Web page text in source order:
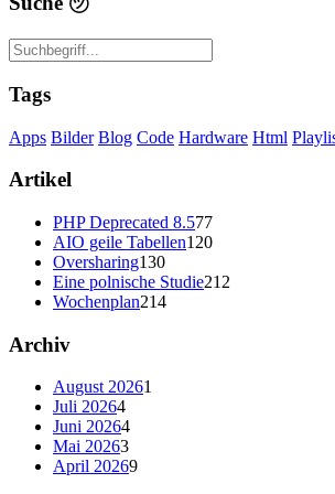
Tags
Apps Bilder Blog Code Hardware Html
Artikel
PHP Deprecated 8.577
AIO geile Tabellen120
Oversharing130
Eine polnische Studie212
Wochenplan214
Archiv
August 20261
Juli 20264
Juni 20264
Mai 20263
April 20269